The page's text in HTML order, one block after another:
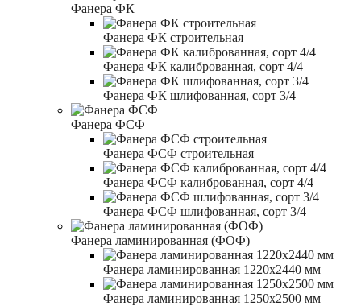
Фанера ФК
Фанера ФК строительная
Фанера ФК калиброванная, сорт 4/4
Фанера ФК шлифованная, сорт 3/4
Фанера ФСФ
Фанера ФСФ строительная
Фанера ФСФ калиброванная, сорт 4/4
Фанера ФСФ шлифованная, сорт 3/4
Фанера ламинированная (ФОФ)
Фанера ламинированная 1220x2440 мм
Фанера ламинированная 1250x2500 мм